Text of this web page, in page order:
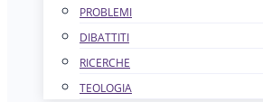
PROBLEMI
DIBATTITI
RICERCHE
TEOLOGIA